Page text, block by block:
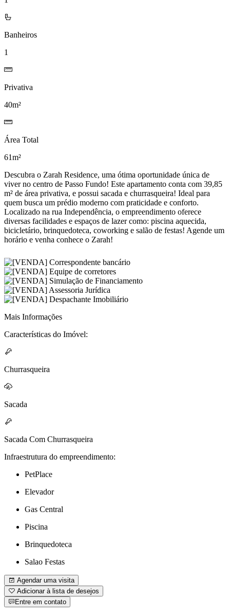
Banheiros
1
Privativa
40m²
Área Total
61m²
Descubra o Zarah Residence, uma ótima oportunidade única de
viver no centro de Passo Fundo! Este apartamento conta com 39,85
m² de área privativa, e possui sacada e churrasqueira! Ideal para
quem busca um prédio moderno com praticidade e conforto.
Localizado na rua Independência, o empreendimento oferece
diversas facilidades e espaços de lazer como: piscina aquecida,
bicicletário, brinquedoteca, coworking e salão de festas! Agende um
horário e venha conhece o Zarah!
Mais Informações
Características do Imóvel:
Churrasqueira
Sacada
Sacada Com Churrasqueira
Infraestrutura do empreendimento:
PetPlace
Elevador
Gas Central
Piscina
Brinquedoteca
Salao Festas
Agendar uma visita
Adicionar à lista de desejos
Entre em contato